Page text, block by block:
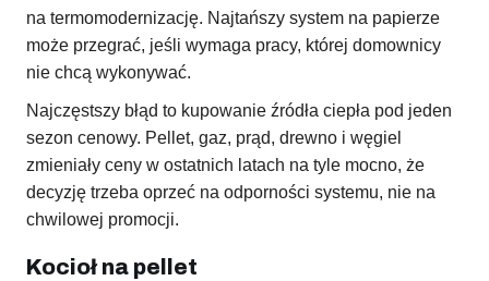
na termomodernizację. Najtańszy system na papierze
może przegrać, jeśli wymaga pracy, której domownicy
nie chcą wykonywać.
Najczęstszy błąd to kupowanie źródła ciepła pod jeden
sezon cenowy. Pellet, gaz, prąd, drewno i węgiel
zmieniały ceny w ostatnich latach na tyle mocno, że
decyzję trzeba oprzeć na odporności systemu, nie na
chwilowej promocji.
Kocioł na pellet